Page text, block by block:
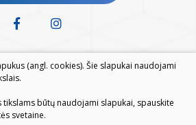
(angl. cookies). Šie slapukai naudojami
tikslams būtų naudojami slapukai, spauskite
svetaine.